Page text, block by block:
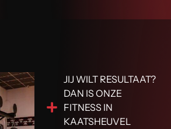
JIJ WILT RESULTAAT?
DAN IS ONZE
FITNESS IN
KAATSHEUVEL